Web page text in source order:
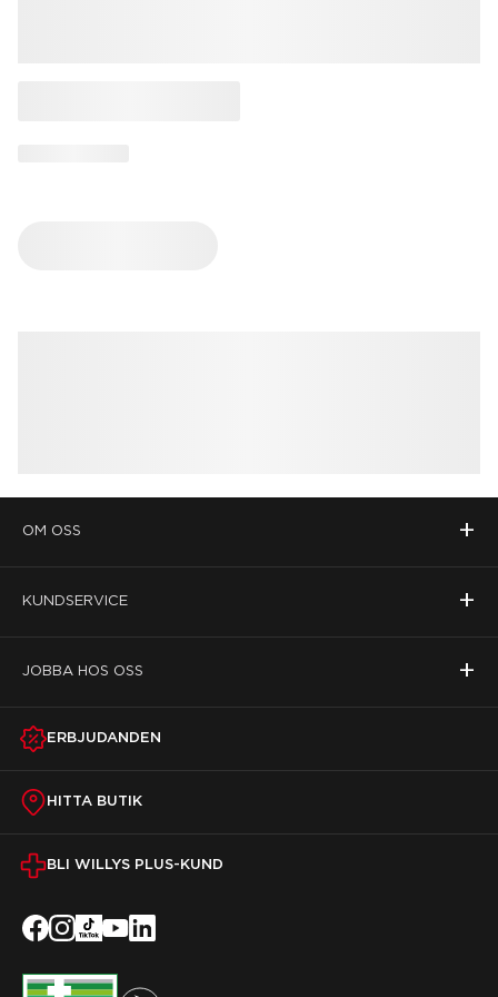
OM OSS +
KUNDSERVICE +
JOBBA HOS OSS +
ERBJUDANDEN
HITTA BUTIK
BLI WILLYS PLUS-KUND